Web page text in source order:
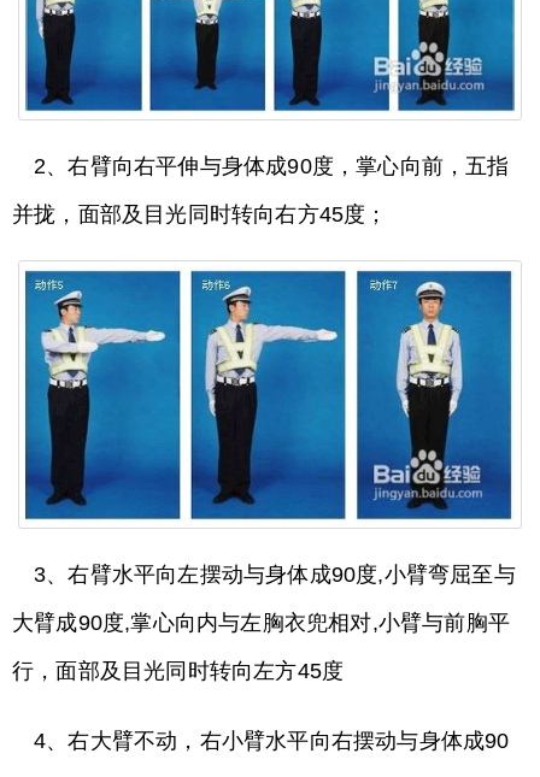
2、右臂向右平伸与身体成90度，掌心向前，五指
并拢，面部及目光同时转向右方45度；
3、右臂水平向左摆动与身体成90度,小臂弯屈至与
大臂成90度,掌心向内与左胸衣兜相对,小臂与前胸平
行，面部及目光同时转向左方45度
4、右大臂不动，右小臂水平向右摆动与身体成90